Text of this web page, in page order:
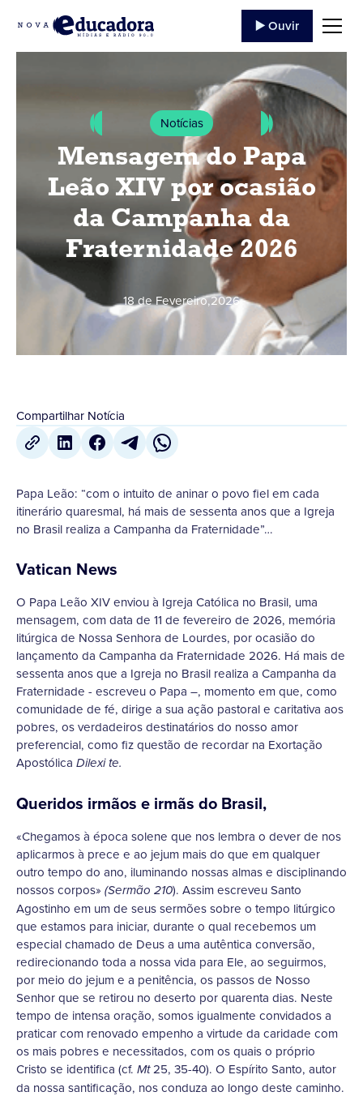
▶️ Ouvir
Notícias
Mensagem do Papa
Leão XIV por ocasião
da Campanha da
Fraternidade 2026
18 de Fevereiro,2026
Compartilhar Notícia
Papa Leão: “com o intuito de aninar o povo fiel em cada
itinerário quaresmal, há mais de sessenta anos que a Igreja
no Brasil realiza a Campanha da Fraternidade”…
Vatican News
O Papa Leão XIV enviou à Igreja Católica no Brasil, uma
mensagem, com data de 11 de fevereiro de 2026, memória
litúrgica de Nossa Senhora de Lourdes, por ocasião do
lançamento da Campanha da Fraternidade 2026. Há mais de
sessenta anos que a Igreja no Brasil realiza a Campanha da
Fraternidade - escreveu o Papa –, momento em que, como
comunidade de fé, dirige a sua ação pastoral e caritativa aos
pobres, os verdadeiros destinatários do nosso amor
preferencial, como fiz questão de recordar na Exortação
Apostólica Dilexi te.
Queridos irmãos e irmãs do Brasil,
«Chegamos à época solene que nos lembra o dever de nos
aplicarmos à prece e ao jejum mais do que em qualquer
outro tempo do ano, iluminando nossas almas e disciplinando
nossos corpos» (Sermão 210). Assim escreveu Santo
Agostinho em um de seus sermões sobre o tempo litúrgico
que estamos para iniciar, durante o qual recebemos um
especial chamado de Deus a uma autêntica conversão,
redirecionando toda a nossa vida para Ele, ao seguirmos,
por meio do jejum e a penitência, os passos de Nosso
Senhor que se retirou no deserto por quarenta dias. Neste
tempo de intensa oração, somos igualmente convidados a
praticar com renovado empenho a virtude da caridade com
os mais pobres e necessitados, com os quais o próprio
Cristo se identifica (cf. Mt25, 35-40). O Espírito Santo, autor
da nossa santificação, nos conduza ao longo deste caminho.